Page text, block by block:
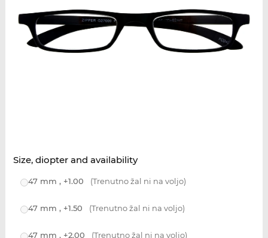
Size, diopter and availability
47 mm , +1.00 (Trenutno žal ni na voljo)
47 mm , +1.50 (Trenutno žal ni na voljo)
47 mm , +2.00 (Trenutno žal ni na voljo)